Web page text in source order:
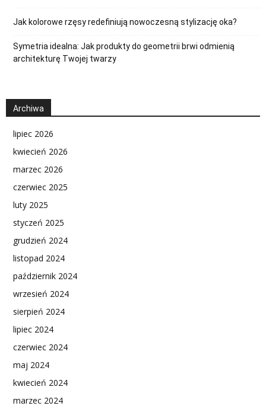
Jak kolorowe rzęsy redefiniują nowoczesną stylizację oka?
Symetria idealna: Jak produkty do geometrii brwi odmienią
architekturę Twojej twarzy
Archiwa
lipiec 2026
kwiecień 2026
marzec 2026
czerwiec 2025
luty 2025
styczeń 2025
grudzień 2024
listopad 2024
październik 2024
wrzesień 2024
sierpień 2024
lipiec 2024
czerwiec 2024
maj 2024
kwiecień 2024
marzec 2024